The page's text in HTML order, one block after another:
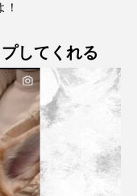
してくれる